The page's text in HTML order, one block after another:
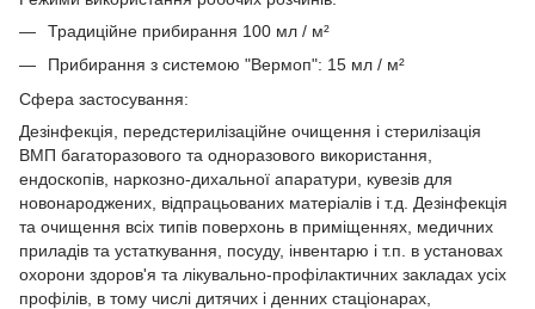
Традиційне прибирання 100 мл / м²
Прибирання з системою "Вермоп": 15 мл / м²
Сфера застосування:
Дезінфекція, передстерилізаційне очищення і стерилізація
ВМП багаторазового та одноразового використання,
ендоскопів, наркозно-дихальної апаратури, кувезів для
новонароджених, відпрацьованих матеріалів і т.д. Дезінфекція
та очищення всіх типів поверхонь в приміщеннях, медичних
приладів та устаткування, посуду, інвентарю і т.п. в установах
охорони здоров'я та лікувально-профілактичних закладах усіх
профілів, в тому числі дитячих і денних стаціонарах,